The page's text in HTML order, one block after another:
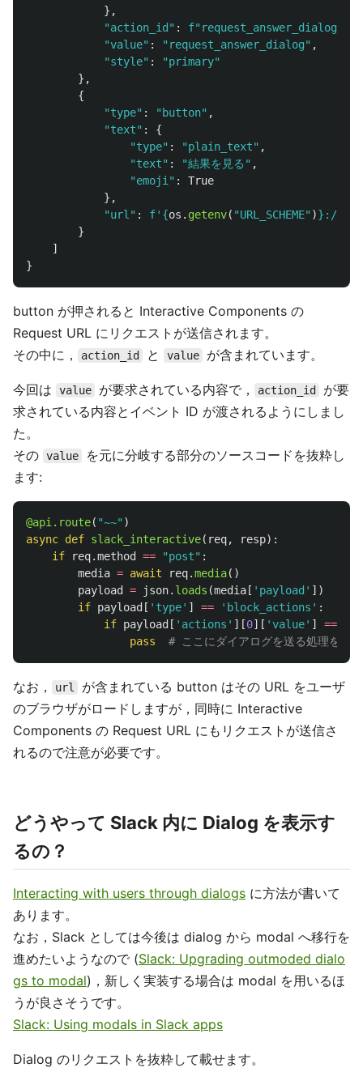
},
"action_id " : f" request_answer_dialog/
"value" : " request_answer_dialog" ,
"style" : "primary"
},
{
"type" : " button" ,
"text" :
{
"type" : "plain_text" ,
"text" : "結果を見る " ,
"emoji " :
True
},
"url " : f' {os . getenv( "URL_SCHEME" )} ://
}
]
}
button が押されると Interactive Components の
Request URL にリクエストが送信されます。
その中に，
action_id と value が含まれています。
今回は value が要求されている内容で， action_id
が要
求されている内容とイベント ID が渡されるようにしまし
た。
その value
を元に分岐する部分のソースコードを抜粋し
ます:
@api.route( "~~" )
async def slack_interactive( req, resp):
if
req.method == "post" :
media = await req.media()
payload
= json. loads (media [ ' payload ' ])
if payload [ ' type' ] == ' block_actions ' :
if payload [ ' actions ' ][0][ ' value' ] ==
pass
なお， url
が含まれている button はその URL をユーザ
のブラウザがロードしますが，同時に Interactive
Components の Request URL にもリクエストが送信さ
れるので注意が必要です。
どうやって Slack 内に Dialog を表示す
るの？
Interacting with users through dialogs に方法が書いて
あります。
なお，Slack としては今後は dialog から modal へ移行を
進めたいようなので (Slack: Upgrading outmoded dialo
gs to modal)，新しく実装する場合は modal を用いるほ
うが良さそうです。
Slack: Using modals in Slack apps
Dialog のリクエストを抜粋して載せます。